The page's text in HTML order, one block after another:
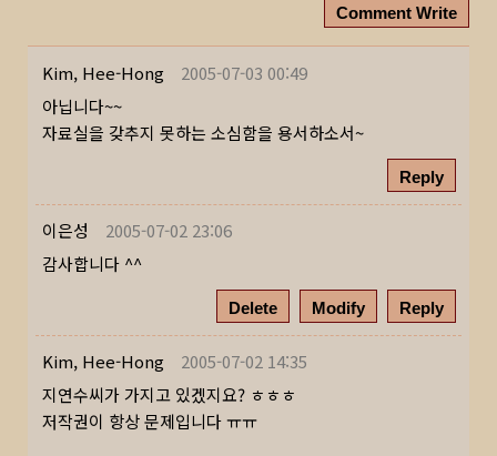
Comment Write
Kim, Hee-Hong
2005-07-03 00:49
아닙니다~~
자료실을 갖추지 못하는 소심함을 용서하소서~
Reply
이은성
2005-07-02 23:06
감사합니다 ^^
Delete Modify Reply
Kim, Hee-Hong
2005-07-02 14:35
지연수씨가 가지고 있겠지요? ㅎㅎㅎ
저작권이 항상 문제입니다 ㅠㅠ